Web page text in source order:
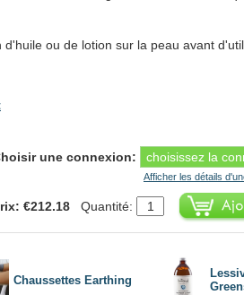
ou de lotion sur la peau avant
une connexion:
Afficher les détails
€212.18 Quantité:
Chaussettes Earthing